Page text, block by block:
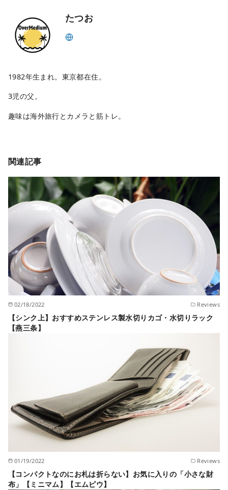
たつお
1982年生まれ。東京都在住。
3児の父。
趣味は海外旅行とカメラと筋トレ。
関連記事
02/18/2022 Reviews
【シンク上】おすすめステンレス製水切りカゴ・水切りラック
【燕三条】
01/19/2022 Reviews
【コンパクトなのにお札は折らない】お気に入りの「小さな財
布」【ミニマム】【エムピウ】